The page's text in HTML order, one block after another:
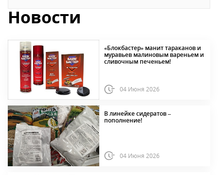
Новости
«Блокбастер» манит тараканов и
муравьев малиновым вареньем и
сливочным печеньем!
04 Июня 2026
В линейке сидератов –
пополнение!
04 Июня 2026